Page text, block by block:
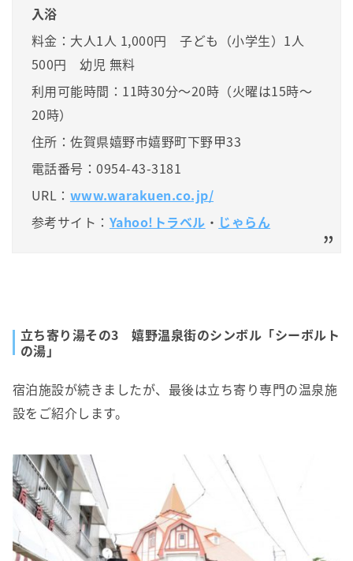
入浴
料金：大人1人 1,000円 子ども（小学生）1人
500円 幼児 無料
利用可能時間：11時30分～20時（火曜は15時～
20時）
住所：佐賀県嬉野市嬉野町下野甲33
電話番号：0954-43-3181
URL： www.warakuen.co.jp/
参考サイト： Yahoo!トラベル ・ じゃらん
立ち寄り湯その3 嬉野温泉街のシンボル「シーボルト
の湯」
宿泊施設が続きましたが、最後は立ち寄り専門の温泉施
設をご紹介します。